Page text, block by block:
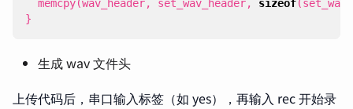
memcpy(wav_header, set_wav_header, sizeof(
}
生成 wav 文件头
上传代码后，串口输入标签（如 yes），再输入 rec 开始录